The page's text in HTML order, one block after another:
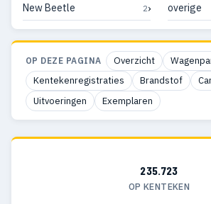
New Beetle 2› overige
OP DEZE PAGINA Overzicht
Kentekenregistraties
Brandstof
Uitvoeringen
Exemplaren
235.723
OP KENTEKEN